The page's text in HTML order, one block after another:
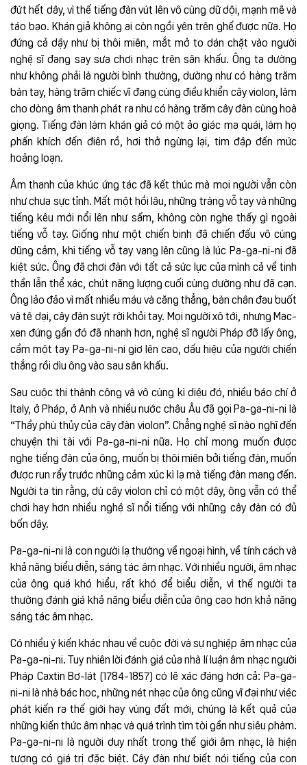
đứt hết dây, vì thế tiếng đàn vút lên vô cùng dữ dội, mạnh mẽ và
táo bạo. Khán giả không ai còn ngồi yên trên ghế được nữa. Họ
đứng cả dậy như bị thôi miên, mắt mở to dán chặt vào người
nghệ sĩ đang say sưa chơi nhạc trên sân khấu. Ông ta dường
như không phải là người bình thường, dường như có hàng trăm
bàn tay, hàng trăm chiếc vĩ đang cùng điều khiển cây violon, làm
cho dòng âm thanh phát ra như có hàng trăm cây đàn cùng hoà
giọng. Tiếng đàn làm khán giả có một ảo giác ma quái, làm họ
phấn khích đến điên rồ, hơi thở ngừng lại, tim đập đến mức
hoảng loạn.
Âm thanh của khúc ứng tác đã kết thúc mà mọi người vẫn còn
như chưa sực tỉnh. Mất một hồi lâu, những tràng vỗ tay và những
tiếng kêu mới nổi lên như sấm, không còn nghe thấy gì ngoài
tiếng vỗ tay. Giống như một chiến binh đã chiến đấu vô cùng
dũng cảm, khi tiếng vỗ tay vang lên cũng là lúc Pa-ga-ni-ni đã
kiệt sức. Ông đã chơi đàn với tất cả sức lực của mình cả về tinh
thần lẫn thể xác, chút năng lượng cuối cùng dường như đã cạn.
Ông lảo đảo vì mất nhiều máu và căng thẳng, bàn chân đau buốt
và tê dại, cây đàn suýt rời khỏi tay. Mọi người xô tới, nhưng Mac-
xen đứng gần đó đã nhanh hơn, nghệ sĩ người Pháp đỡ lấy ông,
cầm một tay Pa-ga-ni-ni giơ lên cao, dấu hiệu của người chiến
thắng rồi dìu ông vào sau sân khấu.
Sau cuộc thi thành công và vô cùng kì diệu đó, nhiều báo chí ở
Italy, ở Pháp, ở Anh và nhiều nước châu Âu đã gọi Pa-ga-ni-ni là
“Thầy phù thủy của cây đàn violon”. Chẳng nghệ sĩ nào nghĩ đến
chuyện thi tài với Pa-ga-ni-ni nữa. Họ chỉ mong muốn được
nghe tiếng đàn của ông, muốn bị thôi miên bởi tiếng đàn, muốn
được run rẩy trước những cảm xúc kì lạ mà tiếng đàn mang đến.
Người ta tin rằng, dù cây violon chỉ có một dây, ông vẫn có thể
chơi hay hơn nhiều nghệ sĩ nổi tiếng với những cây đàn có đủ
bốn dây.
Pa-ga-ni-ni là con người lạ thường về ngoại hình, về tính cách và
khả năng biểu diễn, sáng tác âm nhạc. Với nhiều người, âm nhạc
của ông quá khó hiểu, rất khó để biểu diễn, vì thế người ta
thường đánh giá khả năng biểu diễn của ông cao hơn khả năng
sáng tác âm nhạc.
Có nhiều ý kiến khác nhau về cuộc đời và sự nghiệp âm nhạc của
Pa-ga-ni-ni. Tuy nhiên lời đánh giá của nhà lí luận âm nhạc người
Pháp Caxtin Bơ-lát (1784-1857) có lẽ xác đáng hơn cả: Pa-ga-
ni-ni là nhà bác học, những nét nhạc của ông cũng vĩ đại như việc
phát kiến ra thế giới hay vùng đất mới, chúng là kết quả của
những kiến thức âm nhạc và quá trình tìm tòi gần như siêu phàm.
Pa-ga-ni-ni là người duy nhất trong thế giới âm nhạc, là hiện
tượng có giá trị đặc biệt. Cây đàn như biết nói tiếng của con